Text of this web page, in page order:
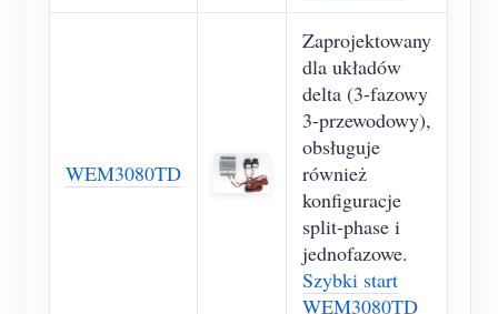
WEM3080TD
Zaprojektowany
dla układów
delta (3-fazowy
3-przewodowy),
obsługuje
również
konfiguracje
split-phase i
jednofazowe.
Szybki start
WEM3080TD